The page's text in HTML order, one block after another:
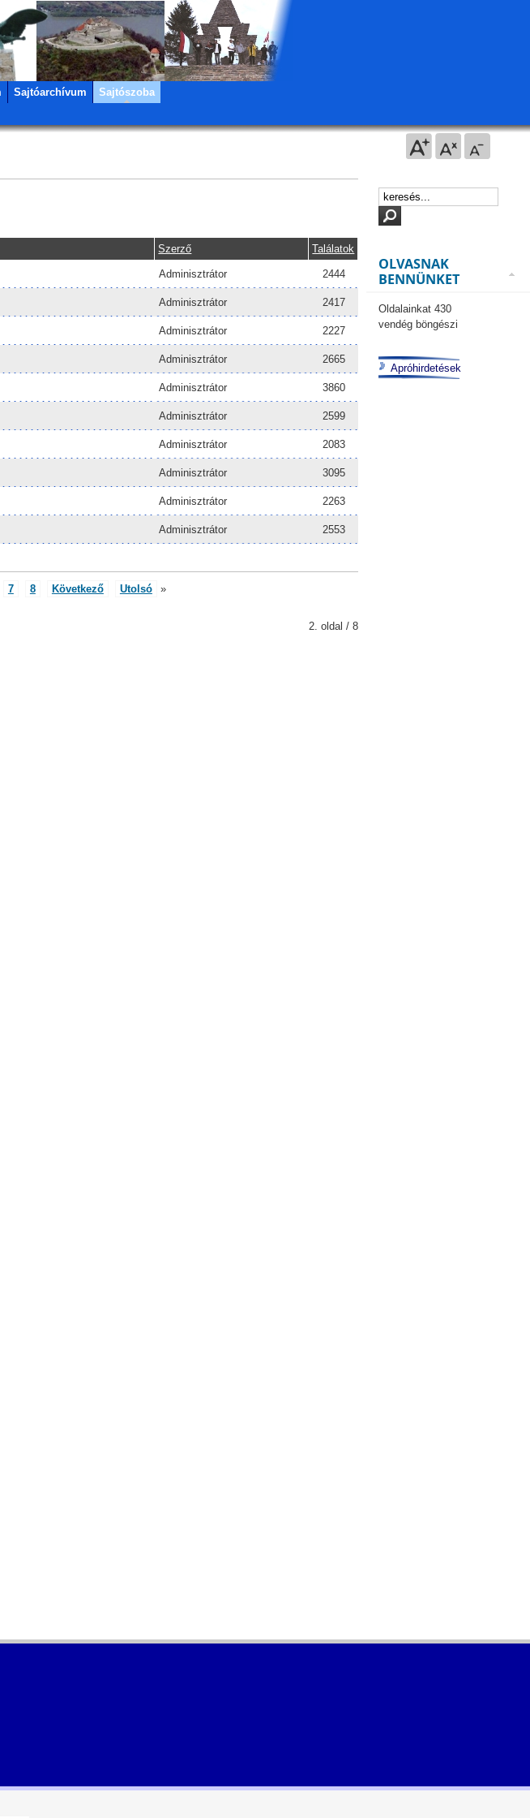
Sajtóarchívum
Sajtószoba
Szerző Találatok
Adminisztrátor 2444
Adminisztrátor 2417
Adminisztrátor 2227
Adminisztrátor 2665
Adminisztrátor 3860
Adminisztrátor 2599
Adminisztrátor 2083
Adminisztrátor 3095
Adminisztrátor 2263
Adminisztrátor 2553
7 8 Következő Utolsó »
2. oldal / 8
OLVASNAK
BENNÜNKET
Oldalainkat 430
vendég böngészi
Apróhirdetések